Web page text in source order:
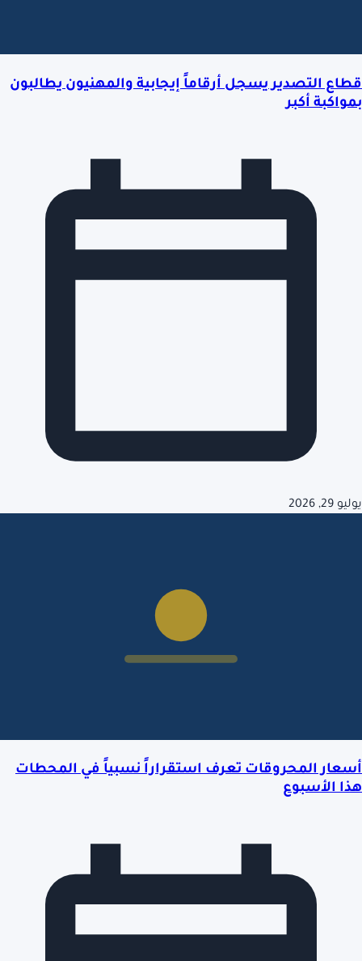
قطاع التصدير يسجل أرقاماً إيجابية والمهنيون يطالبون
بمواكبة أكبر
يوليو 29, 2026
أسعار المحروقات تعرف استقراراً نسبياً في المحطات
هذا الأسبوع